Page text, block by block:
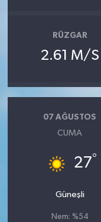
RÜZGAR
2.61 M/S
07 AĞUSTOS
CUMA
27°
Güneşli
Nem: %54